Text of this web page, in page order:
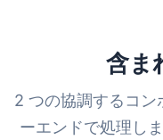
含ま
2 つの協調するコ
ーエンドで処理し